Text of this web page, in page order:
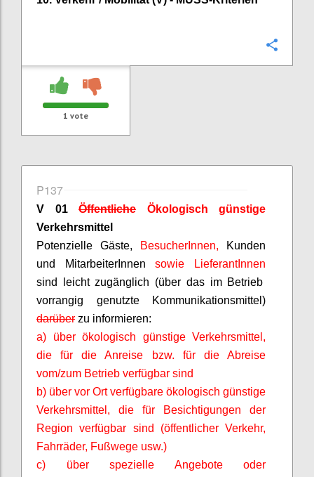
1 vote
P137
V 01 Öffentliche Ökologisch günstige
Verkehrsmittel
Potenzielle Gäste,
BesucherInnen,
Kunden
und
MitarbeiterInnen sowie
LieferantInnen
sind leicht zugänglich (über das im Betrieb
vorrangig genutzte Kommunikationsmittel)
darüber zu informieren:
a) über ökologisch günstige Verkehrsmittel,
die für die Anreise bzw. für die Abreise
vom/zum Betrieb verfügbar sind
b) über vor Ort verfügbare ökologisch günstige
Verkehrsmittel, die für Besichtigungen der
Region verfügbar sind (öffentlicher Verkehr,
Fahrräder, Fußwege usw.)
c) über spezielle Angebote oder